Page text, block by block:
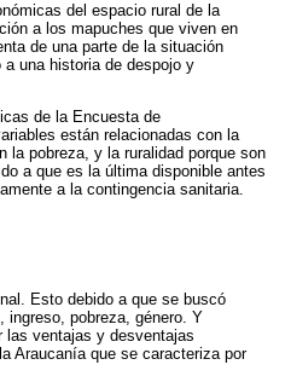
del espacio rural de la
a los mapuches que viven en
de una parte de la situación
una historia de despojo y
de la Encuesta de
están relacionadas con la
la pobreza, y la ruralidad porque son
a que es la última disponible antes
a la contingencia sanitaria.
Esto debido a que se buscó
ingreso, pobreza, género. Y
las ventajas y desventajas
Araucanía que se caracteriza por